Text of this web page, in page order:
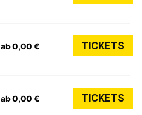
ab 0,00 € TICKETS
ab 0,00 € TICKETS